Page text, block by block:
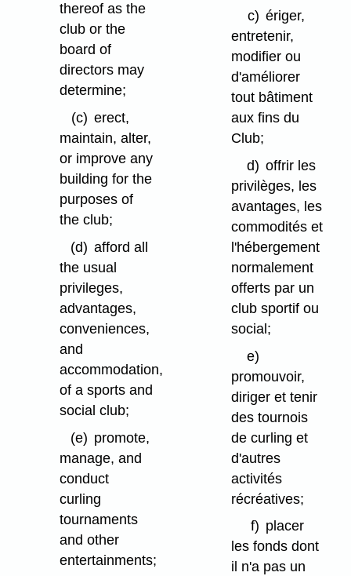
thereof as the
club or the
board of
directors may
determine;
(c) erect,
maintain, alter,
or improve any
building for the
purposes of
the club;
(d) afford all
the usual
privileges,
advantages,
conveniences,
and
accommodation,
of a sports and
social club;
(e) promote,
manage, and
conduct
curling
tournaments
and other
entertainments;
c) ériger,
entretenir,
modifier ou
d'améliorer
tout bâtiment
aux fins du
Club;
d) offrir les
privilèges, les
avantages, les
commodités et
l'hébergement
normalement
offerts par un
club sportif ou
social;
e)
promouvoir,
diriger et tenir
des tournois
de curling et
d'autres
activités
récréatives;
f) placer
les fonds dont
il n'a pas un